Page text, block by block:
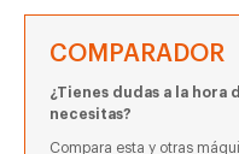
COMPARADOR
¿Tienes dudas a la hora
necesitas?
Compara esta y otras